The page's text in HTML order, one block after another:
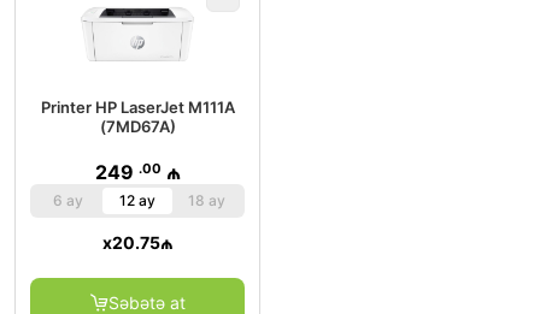
Printer HP LaserJet M111A
(7MD67A)
249 .00 ₼
6 ay 12 ay 18 ay
x20.75₼
Səbətə at